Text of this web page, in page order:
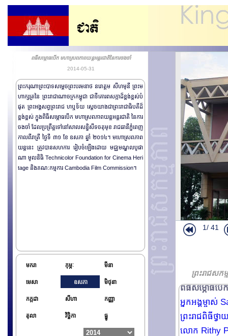
ពធីសម្ភោធបើក មហាស្រពភាពយន្តអន្តរជាតិនៃការចងចាំ
2014-05-31
ព្រះករុណាព្រះបាទសម្តេចព្រះបរមនាថ នរោត្តម សីហមុនី ព្រះម
ហាក្សត្រនៃ ព្រះរាជាណាចក្រកម្ពុជា ជាទីគោរពសក្កាដ៏ខ្ពង់ខ្ពស់បំ
ផុត ព្រះអង្គសព្វព្រះរាជ ហឬទ័យ ស្តេចយាងជាព្រះរាជាធិបតីដ៏
ខ្ពង់ខ្ពស់ ក្នុងពិធីសម្ភោធបើក មហាស្រពភាពយន្តអន្តរជាតិ នៃការ
ចងចាំ ដែលប្រព្រឹត្តទៅនៅសាលសន្និសីទចតុមុខ រាជធានីភ្នំពេញ
កាលពីរាត្រី ថ្ងៃទី ៣១ ខែ ឧសភា ឆ្នាំ ២០១៤។ មហោស្រពភាព
យន្តនេះ ត្រូវបានសហការ រៀបចំឡើងដោយ មជ្ឈមណ្ឌលបូផា
ណា មូលនិធិ Technicolor Foundation for Cinema Heri
tage និងគណ:កម្មការ​​ Cambodia Film Commission។
មករា កុម្ភៈ មីនា
មេសា ឧសភា មិថុនា
កក្កដា សីហា កញ្ញា
តុលា វិច្ឆិកា ធ្នូ
1/ 41
ព្រះរាជសក
ពធីសម្ភោធបើក
អ្នកអង្គម្ចាស់
ព្រះរាជពិធីថ្វ
លោក Rithy